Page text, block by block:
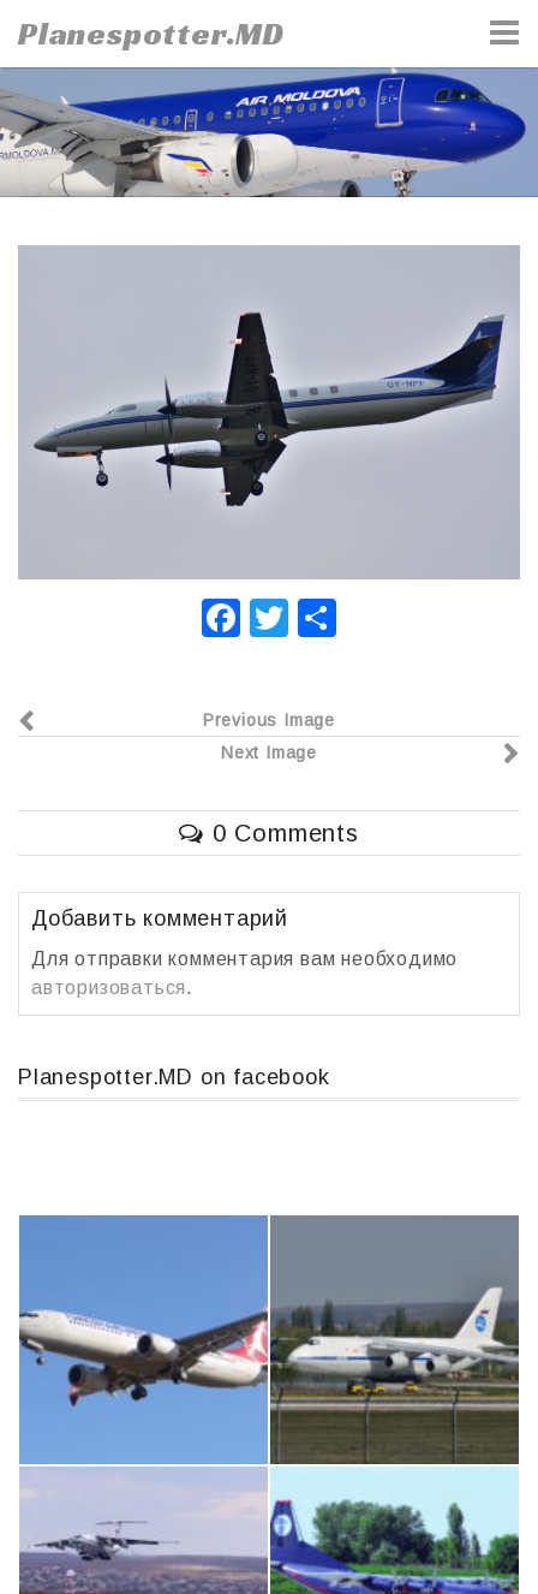
to
content
Planespotter.MD
F
e
b
o
o
k
T
er р
в
и
т
Previous Image
Next Image
0 Comments
Добавить комментарий
Для отправки комментария вам необходимо
авторизоваться.
Planespotter.MD on facebook